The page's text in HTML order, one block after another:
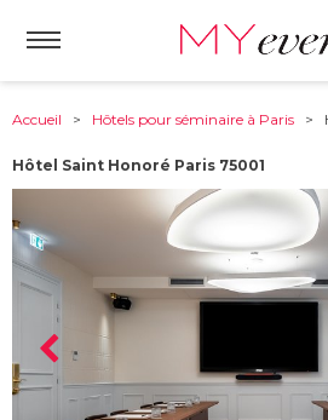
Accueil > Hôtels pour séminaire à Paris >
Hôtel Saint Honoré Paris 75001